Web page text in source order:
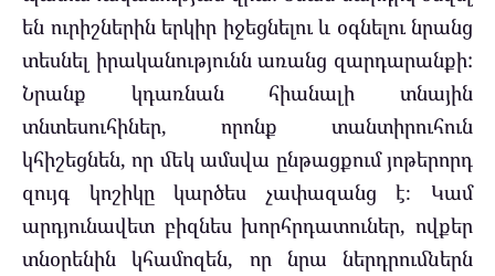
են ուրիշներին երկիր իջեցնելու և օգնելու նրանց
տեսնել իրականությունն առանց զարդարանքի:
Նրանք կդառնան հիանալի տնային
տնտեսուհիներ, որոնք տանտիրուհուն
կհիշեցնեն, որ մեկ ամսվա ընթացքում յոթերորդ
զույգ կոշիկը կարծես չափազանց է։ Կամ
արդյունավետ բիզնես խորհրդատուներ, ովքեր
տնօրենին կհամոզեն, որ նրա ներդրումներն